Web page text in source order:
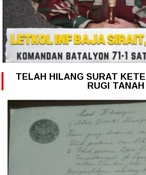
TELAH HILANG SURAT
RUGI TANAH